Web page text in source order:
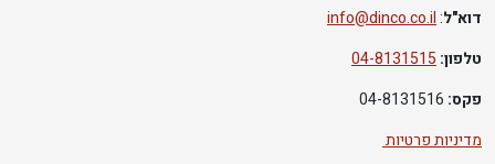
דוא"ל:
info@dinco.co.il
טלפון: 04-8131515
פקס:
מדיניות פרטיות